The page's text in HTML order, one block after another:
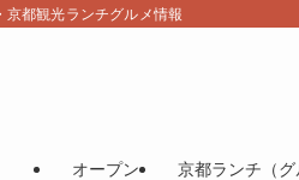
都観光ランチグルメ情報
オープン 京都ランチ（